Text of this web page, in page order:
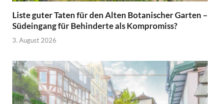
Liste guter Taten für den Alten Botanischer Garten –
Südeingang für Behinderte als Kompromiss?
3. August 2026